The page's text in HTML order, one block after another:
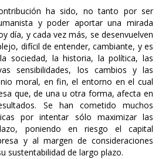
ha sido, no tanto por ser
y poder aportar una mirada
día, y cada vez más, se desenvuelven
difícil de entender, cambiante, y es
sociedad, la historia, la política, las
sensibilidades, los cambios y las
moral, en fin, el entorno en el cual
que, de una u otra forma, afecta en
Se han cometido muchos
por intentar sólo maximizar las
poniendo en riesgo el capital
y al margen de consideraciones
sustentabilidad de largo plazo.